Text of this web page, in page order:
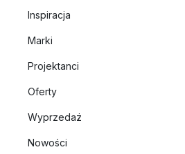
Inspiracja
Marki
Projektanci
Oferty
Wyprzedaż
Nowości